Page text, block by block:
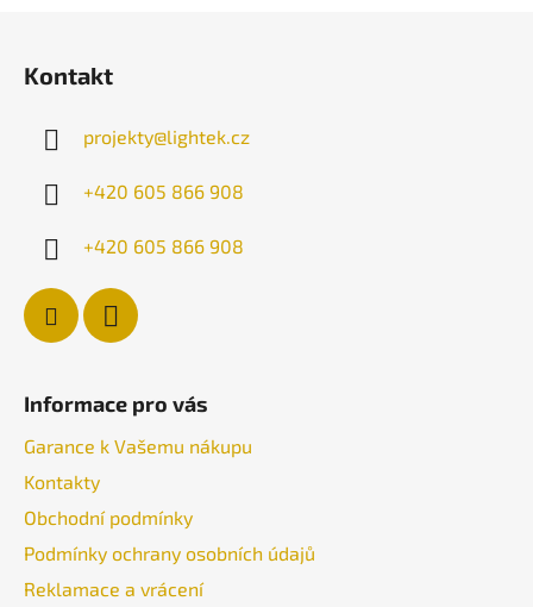
Kontakt
projekty@lightek.cz
+420 605 866 908
+420 605 866 908
Informace pro vás
Garance k Vašemu nákupu
Kontakty
Obchodní podmínky
Podmínky ochrany osobních údajů
Reklamace a vrácení